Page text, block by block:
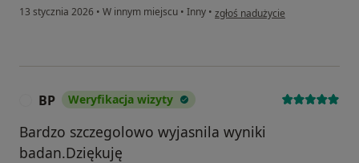
13 stycznia 2026 • W innym miejscu • Inny • w opinii użytkownika JB
zgłoś nadużycie
BP Weryfikacja wizyty
Bardzo szczegolowo wyjasnila wyniki
badan.Dziękuję